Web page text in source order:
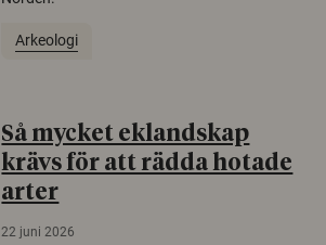
Arkeologi
Så mycket eklandskap
krävs för att rädda hotade
arter
22 juni 2026